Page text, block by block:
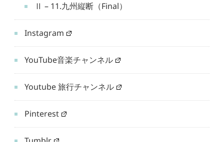
Ⅱ – 11.九州縦断（Final）
Instagram
YouTube音楽チャンネル
Youtube 旅行チャンネル
Pinterest